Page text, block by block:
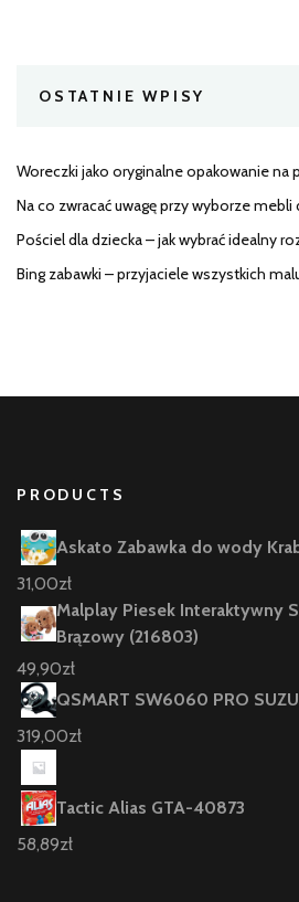
OSTATNIE WPISY
Woreczki jako oryginalne opakowanie na
Na co zwracać uwagę przy wyborze mebli
Pościel dla dziecka – jak wybrać idealny
Bing zabawki – przyjaciele wszystkich
PRODUCTS
Askato Zabawka do wody
31,00zł
Malplay Piesek Interaktywny
Brązowy (216803)
49,90zł
QSMART SW6060 PRO
319,00zł
Tactic Alias GTA-40873
58,89zł